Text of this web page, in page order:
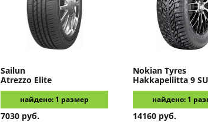
Sailun
Atrezzo Elite
найдено: 1 размер
7030 руб.
Nokian Tyres
Hakkapeliitta 9
найдено: 1
14160 руб.